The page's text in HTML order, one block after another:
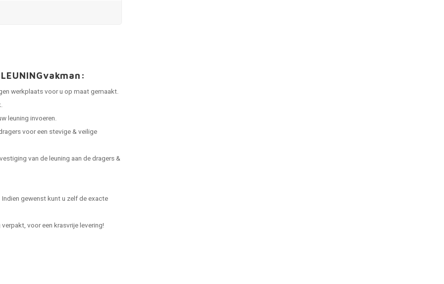
werkplaats voor u op maat gemaakt.
leuning invoeren.
voor een stevige & veilige
van de leuning aan de dragers &
gewenst kunt u zelf de exacte
voor een krasvrije levering!